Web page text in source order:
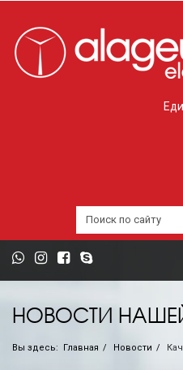
НОВОСТИ
Вы здесь: Главная Новости